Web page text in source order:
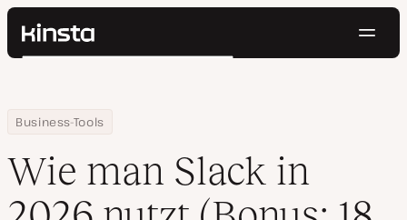
Kinsta®
Preise
Kontakt
Suchen
Home
Ressourcen Center
Business-Tools
Wie man Slack in 2024 nutzt (Bonus: 18 Weniger Bekannte
Wie man Slack in